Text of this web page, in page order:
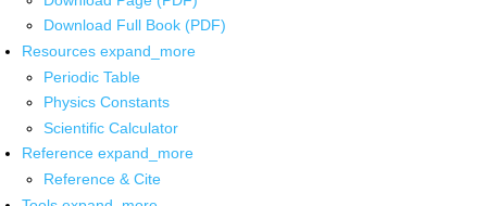
Download Full Book (PDF)
Resources expand_more
Periodic Table
Physics Constants
Scientific Calculator
Reference expand_more
Reference & Cite